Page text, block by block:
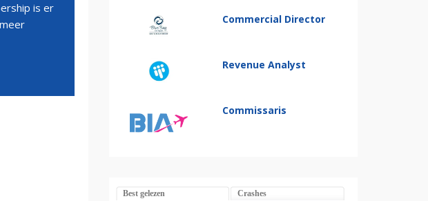
is er
Commercial Director
Revenue Analyst
Commissaris
Best gelezen Crashes